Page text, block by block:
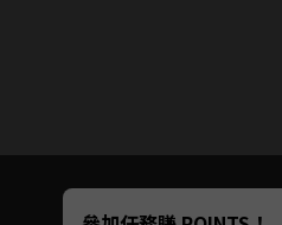
Unmute
如有不便請見諒